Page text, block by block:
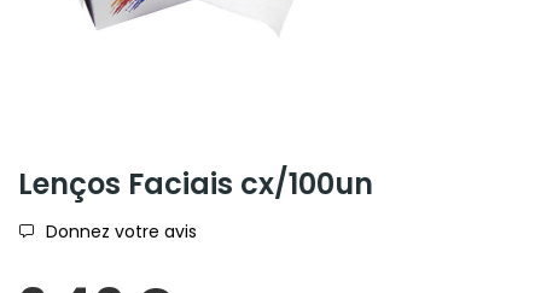
Lenços Faciais cx/100un
Donnez votre avis